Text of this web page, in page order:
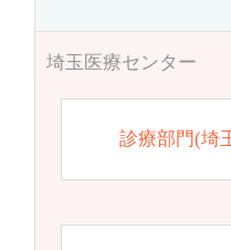
埼玉医療センター
診療部門(埼